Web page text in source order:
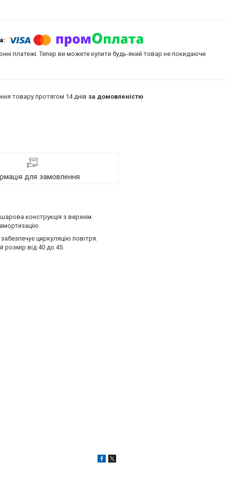
платежі. Тепер ви можете купити будь-який товар не покидаючи
товару протягом 14 днів за домовленістю
для замовлення
конструкція з верхнім
забезпечує циркуляцію повітря.
розмір від 40 до 45.